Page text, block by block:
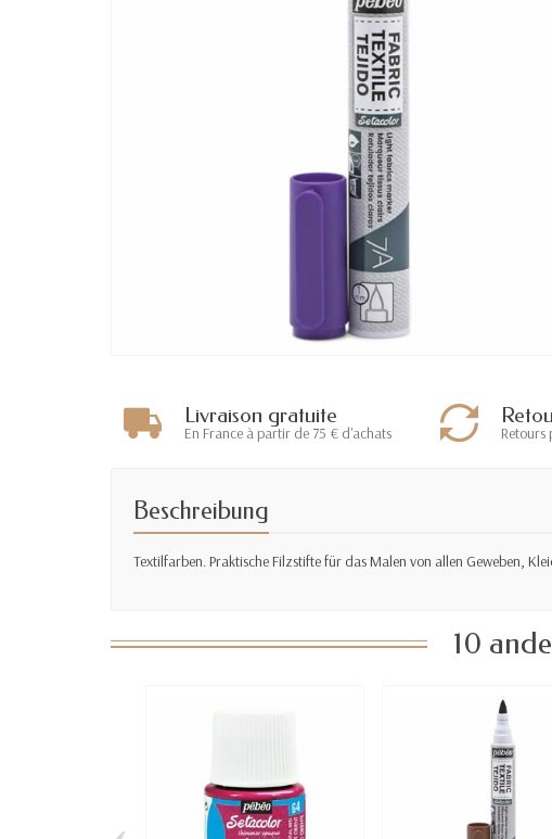
Livraison gratuite
En France à partir de 75 € d'achats Retours
Beschreibung
Textilfarben. Praktische Filzstifte für das Malen von allen Geweben,
10